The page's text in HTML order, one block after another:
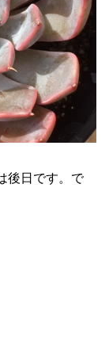
後日です。で